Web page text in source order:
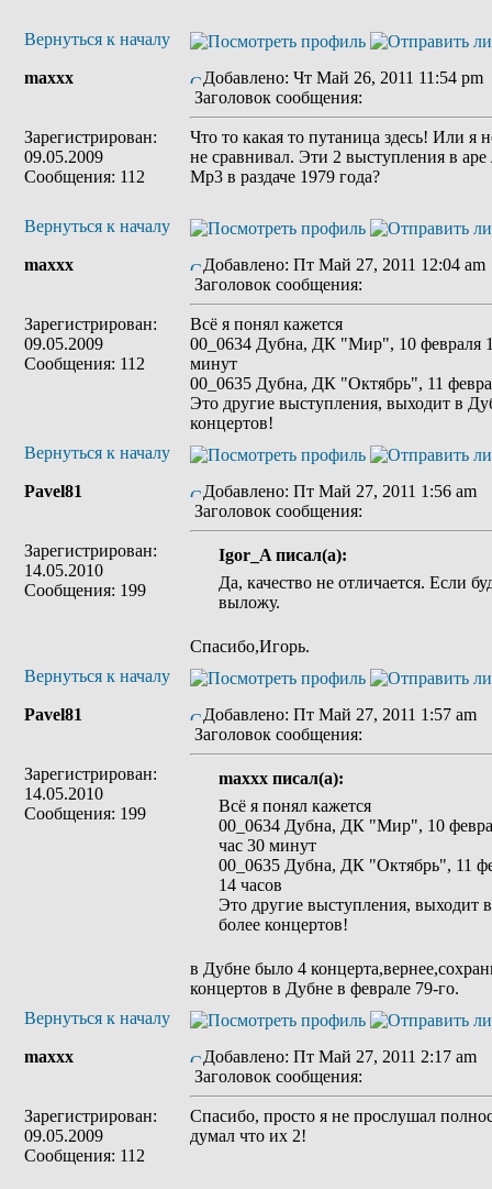
Вернуться к началу
maxxx
Зарегистрирован:
09.05.2009
Сообщения: 112
Добавлено: Чт Май 26, 2011 11:54 pm
Заголовок сообщения:
Что то какая то путаница здесь! Или я
не сравнивал. Эти 2 выступления в ape
Mp3 в раздаче 1979 года?
Вернуться к началу
maxxx
Зарегистрирован:
09.05.2009
Сообщения: 112
Добавлено: Пт Май 27, 2011 12:04 am
Заголовок сообщения:
Всё я понял кажется
00_0634 Дубна, ДК "Мир", 10 февраля
минут
00_0635 Дубна, ДК "Октябрь", 11
Это другие выступления, выходит в
концертов!
Вернуться к началу
Pavel81
Зарегистрирован:
14.05.2010
Сообщения: 199
Добавлено: Пт Май 27, 2011 1:56 am
Заголовок сообщения:
Igor_A писал(а):
Да, качество не отличается. Если
выложу.
Спасибо,Игорь.
Вернуться к началу
Pavel81
Зарегистрирован:
14.05.2010
Сообщения: 199
Добавлено: Пт Май 27, 2011 1:57 am
Заголовок сообщения:
maxxx писал(а):
Всё я понял кажется
00_0634 Дубна, ДК "Мир", 10
час 30 минут
00_0635 Дубна, ДК "Октябрь", 11
14 часов
Это другие выступления, выходит
более концертов!
в Дубне было 4
концертов в Дубне в феврале 79-го.
Вернуться к началу
maxxx
Зарегистрирован:
09.05.2009
Сообщения: 112
Добавлено: Пт Май 27, 2011 2:17 am
Заголовок сообщения:
Спасибо, просто я не прослушал
думал что их 2!